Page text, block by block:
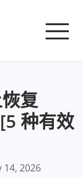
复
种有效
14, 2026